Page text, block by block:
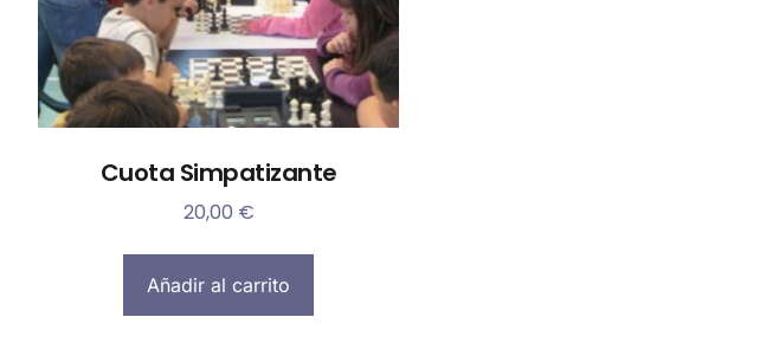
Cuota Simpatizante
20,00 €
Añadir al carrito